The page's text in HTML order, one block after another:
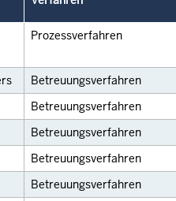
Prozessverfahren
Betreuungsverfahren
Betreuungsverfahren
Betreuungsverfahren
Betreuungsverfahren
Betreuungsverfahren